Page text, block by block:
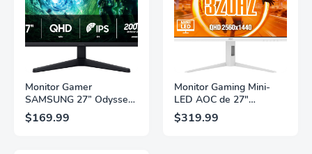
Monitor Gamer
SAMSUNG 27” Odyssey
G5 G53F con Resolución
QHD, HDR10,
$169.99
Monitor Gaming Mini-
LED AOC de 27"
Pulgadas, QHD
2560×1440, 320Hz, 1ms
$319.99